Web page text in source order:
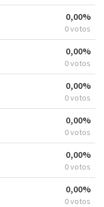
0,00%
0 votos
0,00%
0 votos
0,00%
0 votos
0,00%
0 votos
0,00%
0 votos
0,00%
0 votos